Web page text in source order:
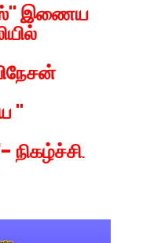
இணைய
"
நிகழ்ச்சி.